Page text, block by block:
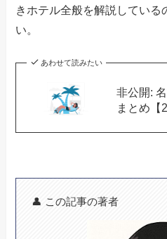
きホテル全般を解説している
い。
あわせて読みたい
非公開:
まとめ【
👤 この記事の著者